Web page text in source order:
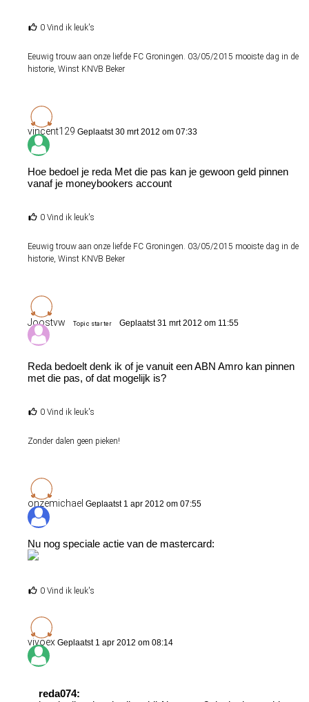
0 Vind ik leuk's
Eeuwig trouw aan onze liefde FC Groningen. 03/05/2015 mooiste dag in de
historie, Winst KNVB Beker
vincent129 Geplaatst 30 mrt 2012 om 07:33
Hoe bedoel je reda Met die pas kan je gewoon geld pinnen
vanaf je moneybookers account
0 Vind ik leuk's
Eeuwig trouw aan onze liefde FC Groningen. 03/05/2015 mooiste dag in de
historie, Winst KNVB Beker
Joostvw Topic starter Geplaatst 31 mrt 2012 om 11:55
Reda bedoelt denk ik of je vanuit een ABN Amro kan pinnen
met die pas, of dat mogelijk is?
0 Vind ik leuk's
Zonder dalen geen pieken!
onzemichael Geplaatst 1 apr 2012 om 07:55
Nu nog speciale actie van de mastercard:
0 Vind ik leuk's
vivoex Geplaatst 1 apr 2012 om 08:14
reda074: